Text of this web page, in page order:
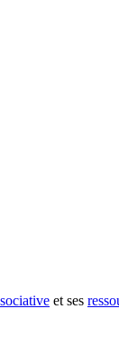
et ses